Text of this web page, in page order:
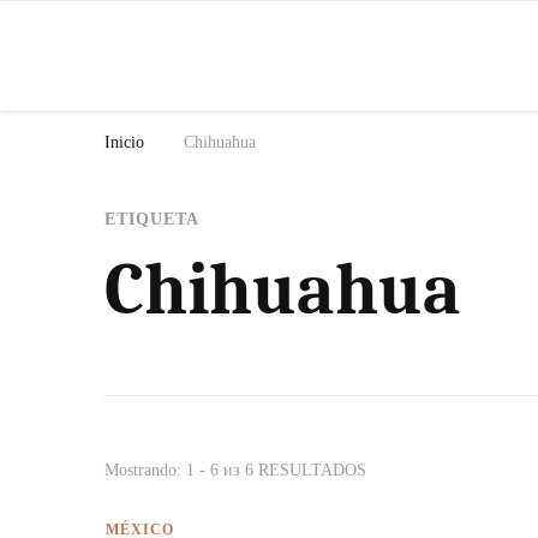
Inicio Chihuahua
ETIQUETA
Chihuahua
Mostrando: 1 - 6 из 6 RESULTADOS
MÉXICO